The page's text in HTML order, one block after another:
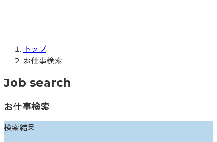
トップ
お仕事検索
Job search
お仕事検索
検索結果